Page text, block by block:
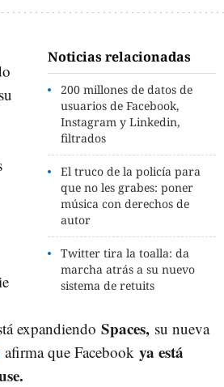
Noticias relacionadas
200 millones de datos de
usuarios de Facebook,
Instagram y Linkedin,
filtrados
El truco de la policía para
que no les grabes: poner
música con derechos de
autor
Twitter tira la toalla: da
marcha atrás a su nuevo
sistema de retuits
expandiendo Spaces, su nueva
afirma que Facebook ya está